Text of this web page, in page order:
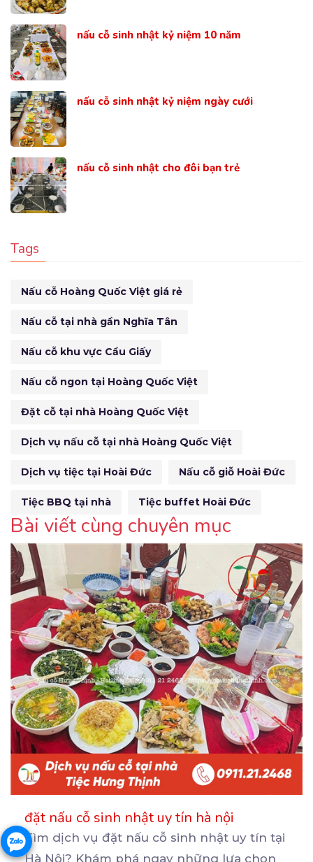
nấu cỗ sinh nhật kỷ niệm 10 năm
nấu cỗ sinh nhật kỷ niệm ngày cưới
nấu cỗ sinh nhật cho đôi bạn trẻ
Tags
Nấu cỗ Hoàng Quốc Việt giá rẻ
Nấu cỗ tại nhà gần Nghĩa Tân
Nấu cỗ khu vực Cầu Giấy
Nấu cỗ ngon tại Hoàng Quốc Việt
Đặt cỗ tại nhà Hoàng Quốc Việt
Dịch vụ nấu cỗ tại nhà Hoàng Quốc Việt
Dịch vụ tiệc tại Hoài Đức Nấu cỗ giỗ Hoài Đức
Tiệc BBQ tại nhà Tiệc buffet Hoài Đức
Bài viết cùng chuyên mục
đặt nấu cỗ sinh nhật uy tín hà nội
Tìm dịch vụ đặt nấu cỗ sinh nhật uy tín tại
Hà Nội? Khám phá ngay những lựa chọn